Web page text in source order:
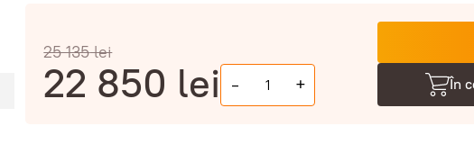
25 135lei
22 850 lei - + În